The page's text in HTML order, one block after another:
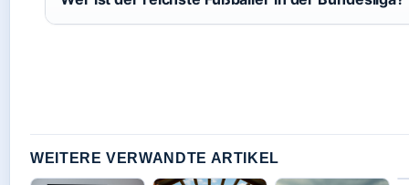
WEITERE VERWANDTE ARTIKEL